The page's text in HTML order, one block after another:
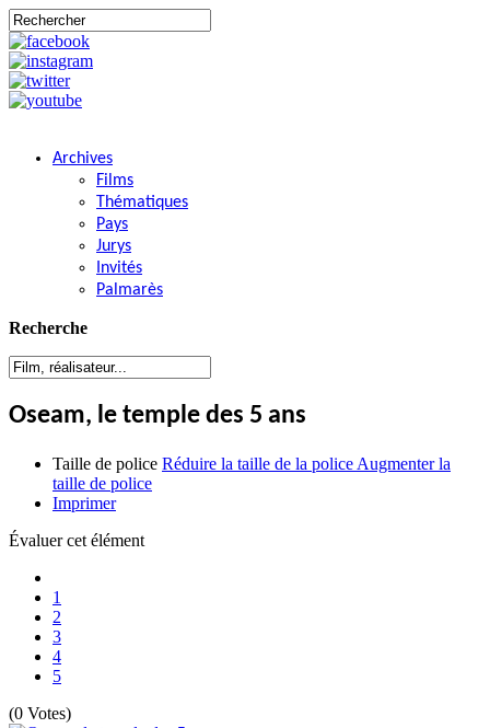
Archives
Films
Thématiques
Pays
Jurys
Invités
Palmarès
Recherche
Oseam, le temple des 5 ans
Taille de police Réduire la taille de la police Augmenter la
taille de police
Imprimer
Évaluer cet élément
1
2
3
4
5
(0 Votes)